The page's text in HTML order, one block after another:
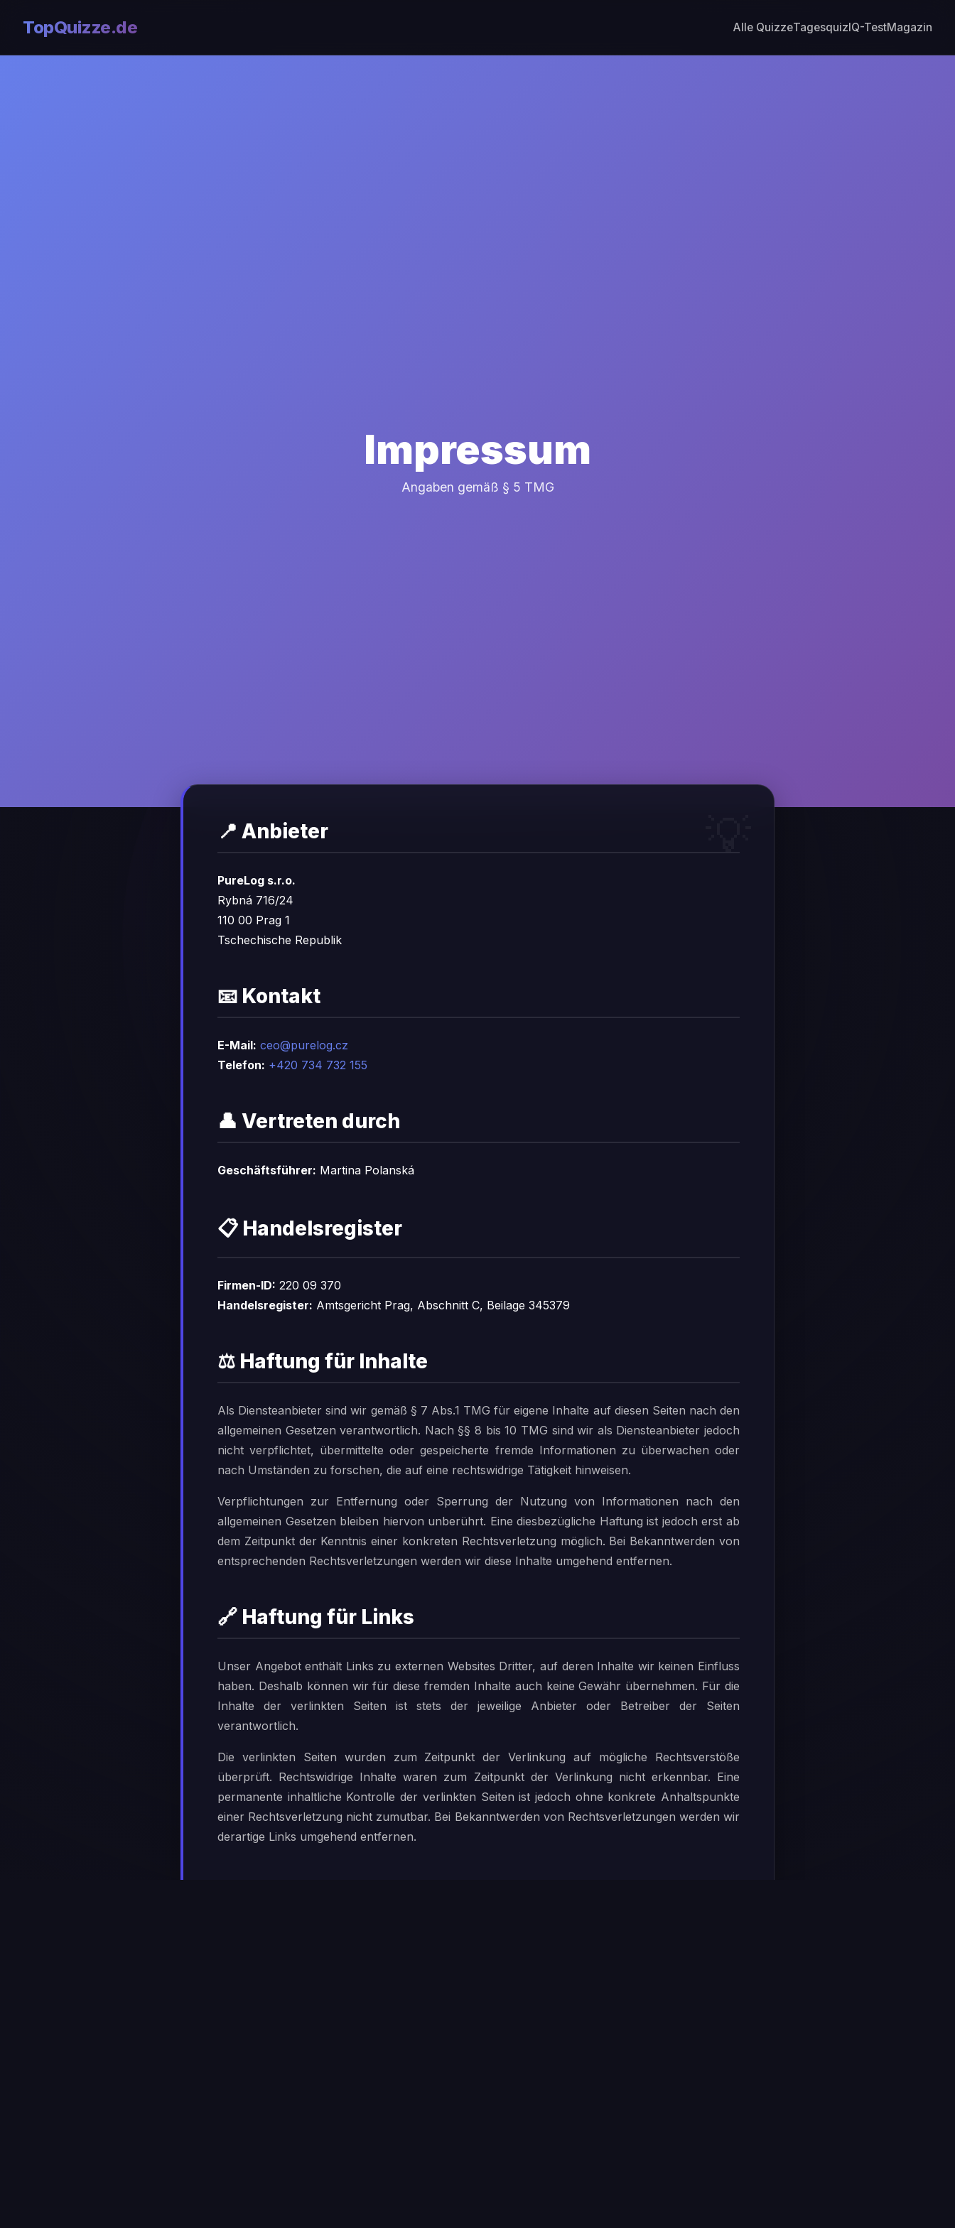
TopQuizze.de Alle QuizzeTagesquizIQ-TestMagazin
Impressum
Angaben gemäß § 5 TMG
📍 Anbieter
PureLog s.r.o.
Rybná 716/24
110 00 Prag 1
Tschechische Republik
📧 Kontakt
E-Mail: ceo@purelog.cz
Telefon: +420 734 732 155
👤 Vertreten durch
Geschäftsführer: Martina Polanská
📋 Handelsregister
Firmen-ID: 220 09 370
Handelsregister: Amtsgericht Prag, Abschnitt C, Beilage 345379
⚖️ Haftung für Inhalte
Als Diensteanbieter sind wir gemäß § 7 Abs.1 TMG für eigene Inhalte auf diesen Seiten nach den
allgemeinen Gesetzen verantwortlich. Nach §§ 8 bis 10 TMG sind wir als Diensteanbieter jedoch
nicht verpflichtet, übermittelte oder gespeicherte fremde Informationen zu überwachen oder
nach Umständen zu forschen, die auf eine rechtswidrige Tätigkeit hinweisen.
Verpflichtungen zur Entfernung oder Sperrung der Nutzung von Informationen nach den
allgemeinen Gesetzen bleiben hiervon unberührt. Eine diesbezügliche Haftung ist jedoch erst ab
dem Zeitpunkt der Kenntnis einer konkreten Rechtsverletzung möglich. Bei Bekanntwerden von
entsprechenden Rechtsverletzungen werden wir diese Inhalte umgehend entfernen.
🔗 Haftung für Links
Unser Angebot enthält Links zu externen Websites Dritter, auf deren Inhalte wir keinen Einfluss
haben. Deshalb können wir für diese fremden Inhalte auch keine Gewähr übernehmen. Für die
Inhalte der verlinkten Seiten ist stets der jeweilige Anbieter oder Betreiber der Seiten
verantwortlich.
Die verlinkten Seiten wurden zum Zeitpunkt der Verlinkung auf mögliche Rechtsverstöße
überprüft. Rechtswidrige Inhalte waren zum Zeitpunkt der Verlinkung nicht erkennbar. Eine
permanente inhaltliche Kontrolle der verlinkten Seiten ist jedoch ohne konkrete Anhaltspunkte
einer Rechtsverletzung nicht zumutbar. Bei Bekanntwerden von Rechtsverletzungen werden wir
derartige Links umgehend entfernen.